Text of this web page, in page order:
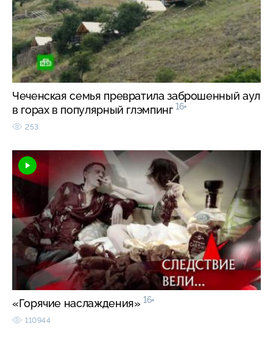
Чеченская семья превратила заброшенный аул
в горах в популярный глэмпинг 16+
253
«Горячие наслаждения» 16+
110944